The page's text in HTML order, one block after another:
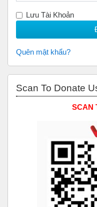
Lưu Tài Khoản
Quên mật khẩu?
Scan To Donate
SCAN